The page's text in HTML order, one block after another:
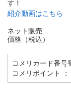
す！
紹介動画はこちら
ネット販売
価格（税込）
コメリカード番号
コメリポイント ：